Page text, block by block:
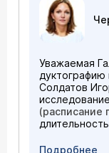
Уважаемая
Солдатов
(расписание
первую
Подробнее